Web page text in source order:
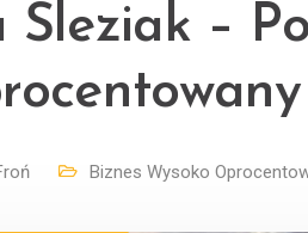
–
Biznes Wysoko